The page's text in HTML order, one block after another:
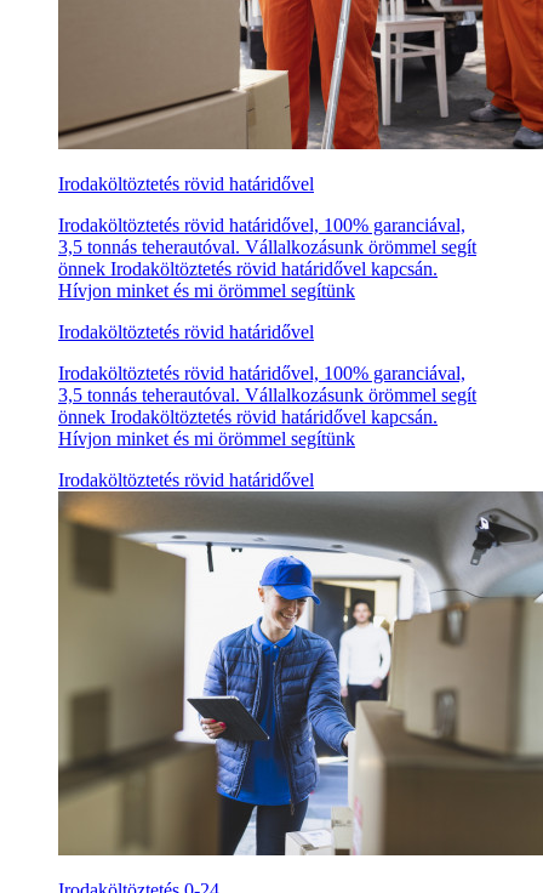
Irodaköltöztetés rövid határidővel
Irodaköltöztetés rövid határidővel, 100% garanciával,
3,5 tonnás teherautóval. Vállalkozásunk örömmel segít
önnek Irodaköltöztetés rövid határidővel kapcsán.
Hívjon minket és mi örömmel segítünk
Irodaköltöztetés rövid határidővel
Irodaköltöztetés rövid határidővel, 100% garanciával,
3,5 tonnás teherautóval. Vállalkozásunk örömmel segít
önnek Irodaköltöztetés rövid határidővel kapcsán.
Hívjon minket és mi örömmel segítünk
Irodaköltöztetés rövid határidővel